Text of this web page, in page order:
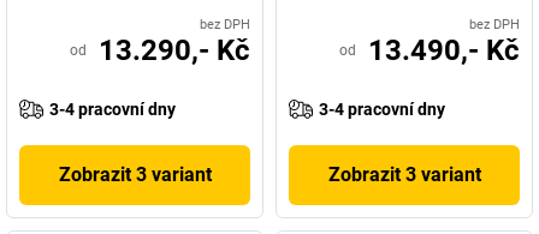
bez DPH
od 13.290,- Kč
3-4 pracovní dny
Zobrazit 3 variant
bez DPH
od 13.490,- Kč
3-4 pracovní dny
Zobrazit 3 variant